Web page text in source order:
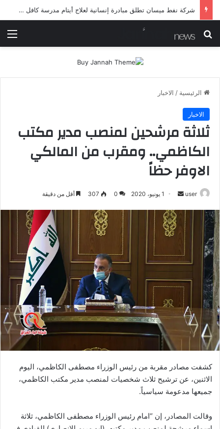
شرطة ميسان تلقي القبض على مطلقي العيارات النارية أثناء تشييع جنائزي في العمارة
بحث عن
الرئيسية / الاخبار
الاخبار
ثلاثة مرشحين لمنصب مدير مكتب
الكاظمي.. ومقرب من المالكي
الاوفر حظاً
user
أرسل
إلكترونيا
1 يونيو، 2020 0
307 أقل من دقيقة
كشفت مصادر مقربة من رئيس الوزراء مصطفى الكاظمي، اليوم
الاثنين، عن ترشيح ثلاث شخصيات لمنصب مدير مكتب الكاظمي،
جميعها مدعومة سياسياً.
وقالت المصادر، إن “امام رئيس الوزراء مصطفى الكاظمي، ثلاثة